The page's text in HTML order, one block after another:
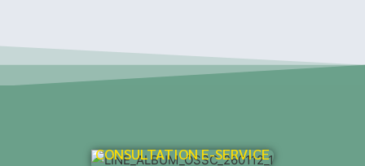
CONSULTATION E-SERVICE